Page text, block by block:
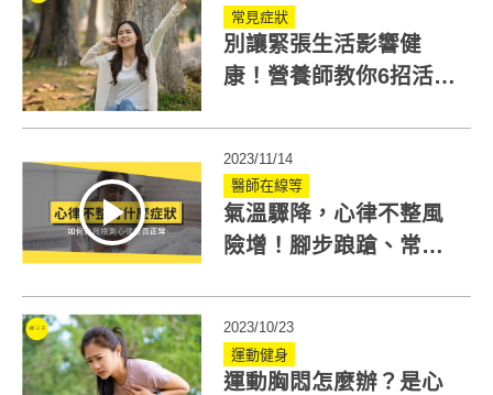
常見症狀
別讓緊張生活影響健
康！營養師教你6招活化
2023/11/14
醫師在線等
氣溫驟降，心律不整風
險增！腳步踉蹌、常暈
2023/10/23
運動健身
運動胸悶怎麼辦？是心